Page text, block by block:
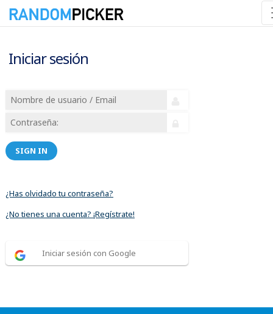
Iniciar sesión
SIGN IN
¿Has olvidado tu contraseña?
¿No tienes una cuenta? ¡Regístrate!
Iniciar sesión con Google